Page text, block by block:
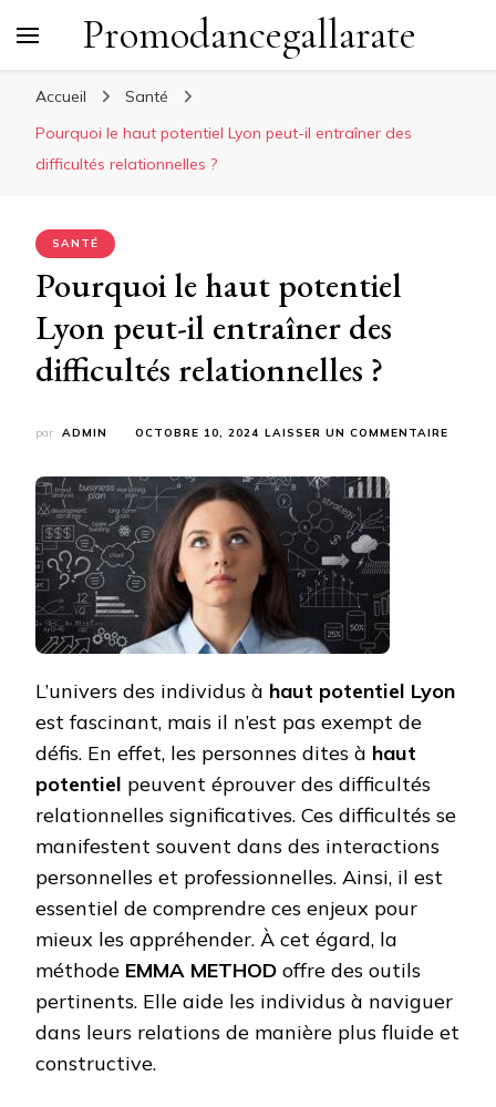
Promodancegallarate
Accueil
Santé
Pourquoi le haut potentiel Lyon peut-il entraîner des
difficultés relationnelles ?
SANTÉ
Pourquoi le haut potentiel
Lyon peut-il entraîner des
difficultés relationnelles ?
par ADMIN OCTOBRE 10, 2024 LAISSER UN COMMENTAIRE
L’univers des individus à haut potentiel Lyon
est fascinant, mais il n’est pas exempt de
défis. En effet, les personnes dites à haut
potentiel peuvent éprouver des difficultés
relationnelles significatives. Ces difficultés se
manifestent souvent dans des interactions
personnelles et professionnelles. Ainsi, il est
essentiel de comprendre ces enjeux pour
mieux les appréhender. À cet égard, la
méthode EMMA METHOD offre des outils
pertinents. Elle aide les individus à naviguer
dans leurs relations de manière plus fluide et
constructive.